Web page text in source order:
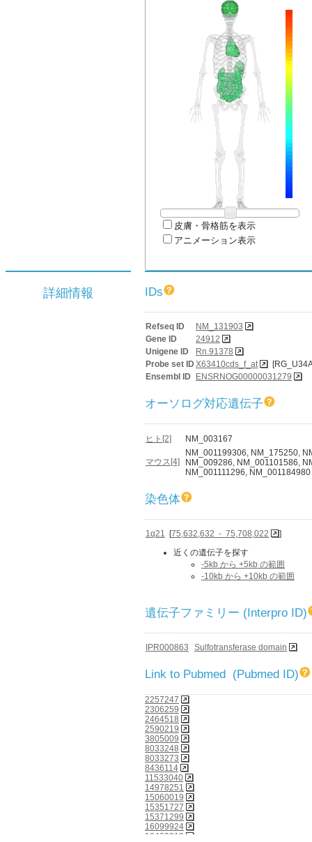
皮膚・骨格筋を表示
アニメーション表示
詳細情報 IDs
Refseq ID
NM_131903
Gene ID
24912
Unigene ID
Rn.91378
Probe set ID X63410cds_f_at
Ensembl ID
ENSRNOG00000031279
オーソログ対応遺伝子
ヒト[2] NM_003167
マウス[4]
NM_001199306, NM_175250,
NM_009286, NM_001101586,
NM_001111296, NM_001184980
染色体
1q21 [75,632,632 - 75,708,022
]
近くの遺伝子を探す
-5kb から +5kb の範囲
-10kb から +10kb の範囲
遺伝子ファミリー (Interpro ID)
IPR000863 Sulfotransferase domain
Link to Pubmed (Pubmed ID)
2257247
2306259
2464518
2590219
3805009
8033248
8033273
8436114
11533040
14978251
15060019
15351727
15371299
16099924
16469813